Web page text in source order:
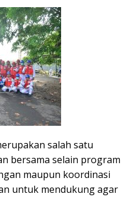
salah satu
bersama selain program
maupun koordinasi
untuk mendukung agar